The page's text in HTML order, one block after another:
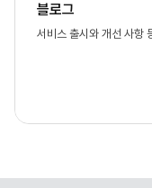
블로그
서비스 출시와 개선 사항